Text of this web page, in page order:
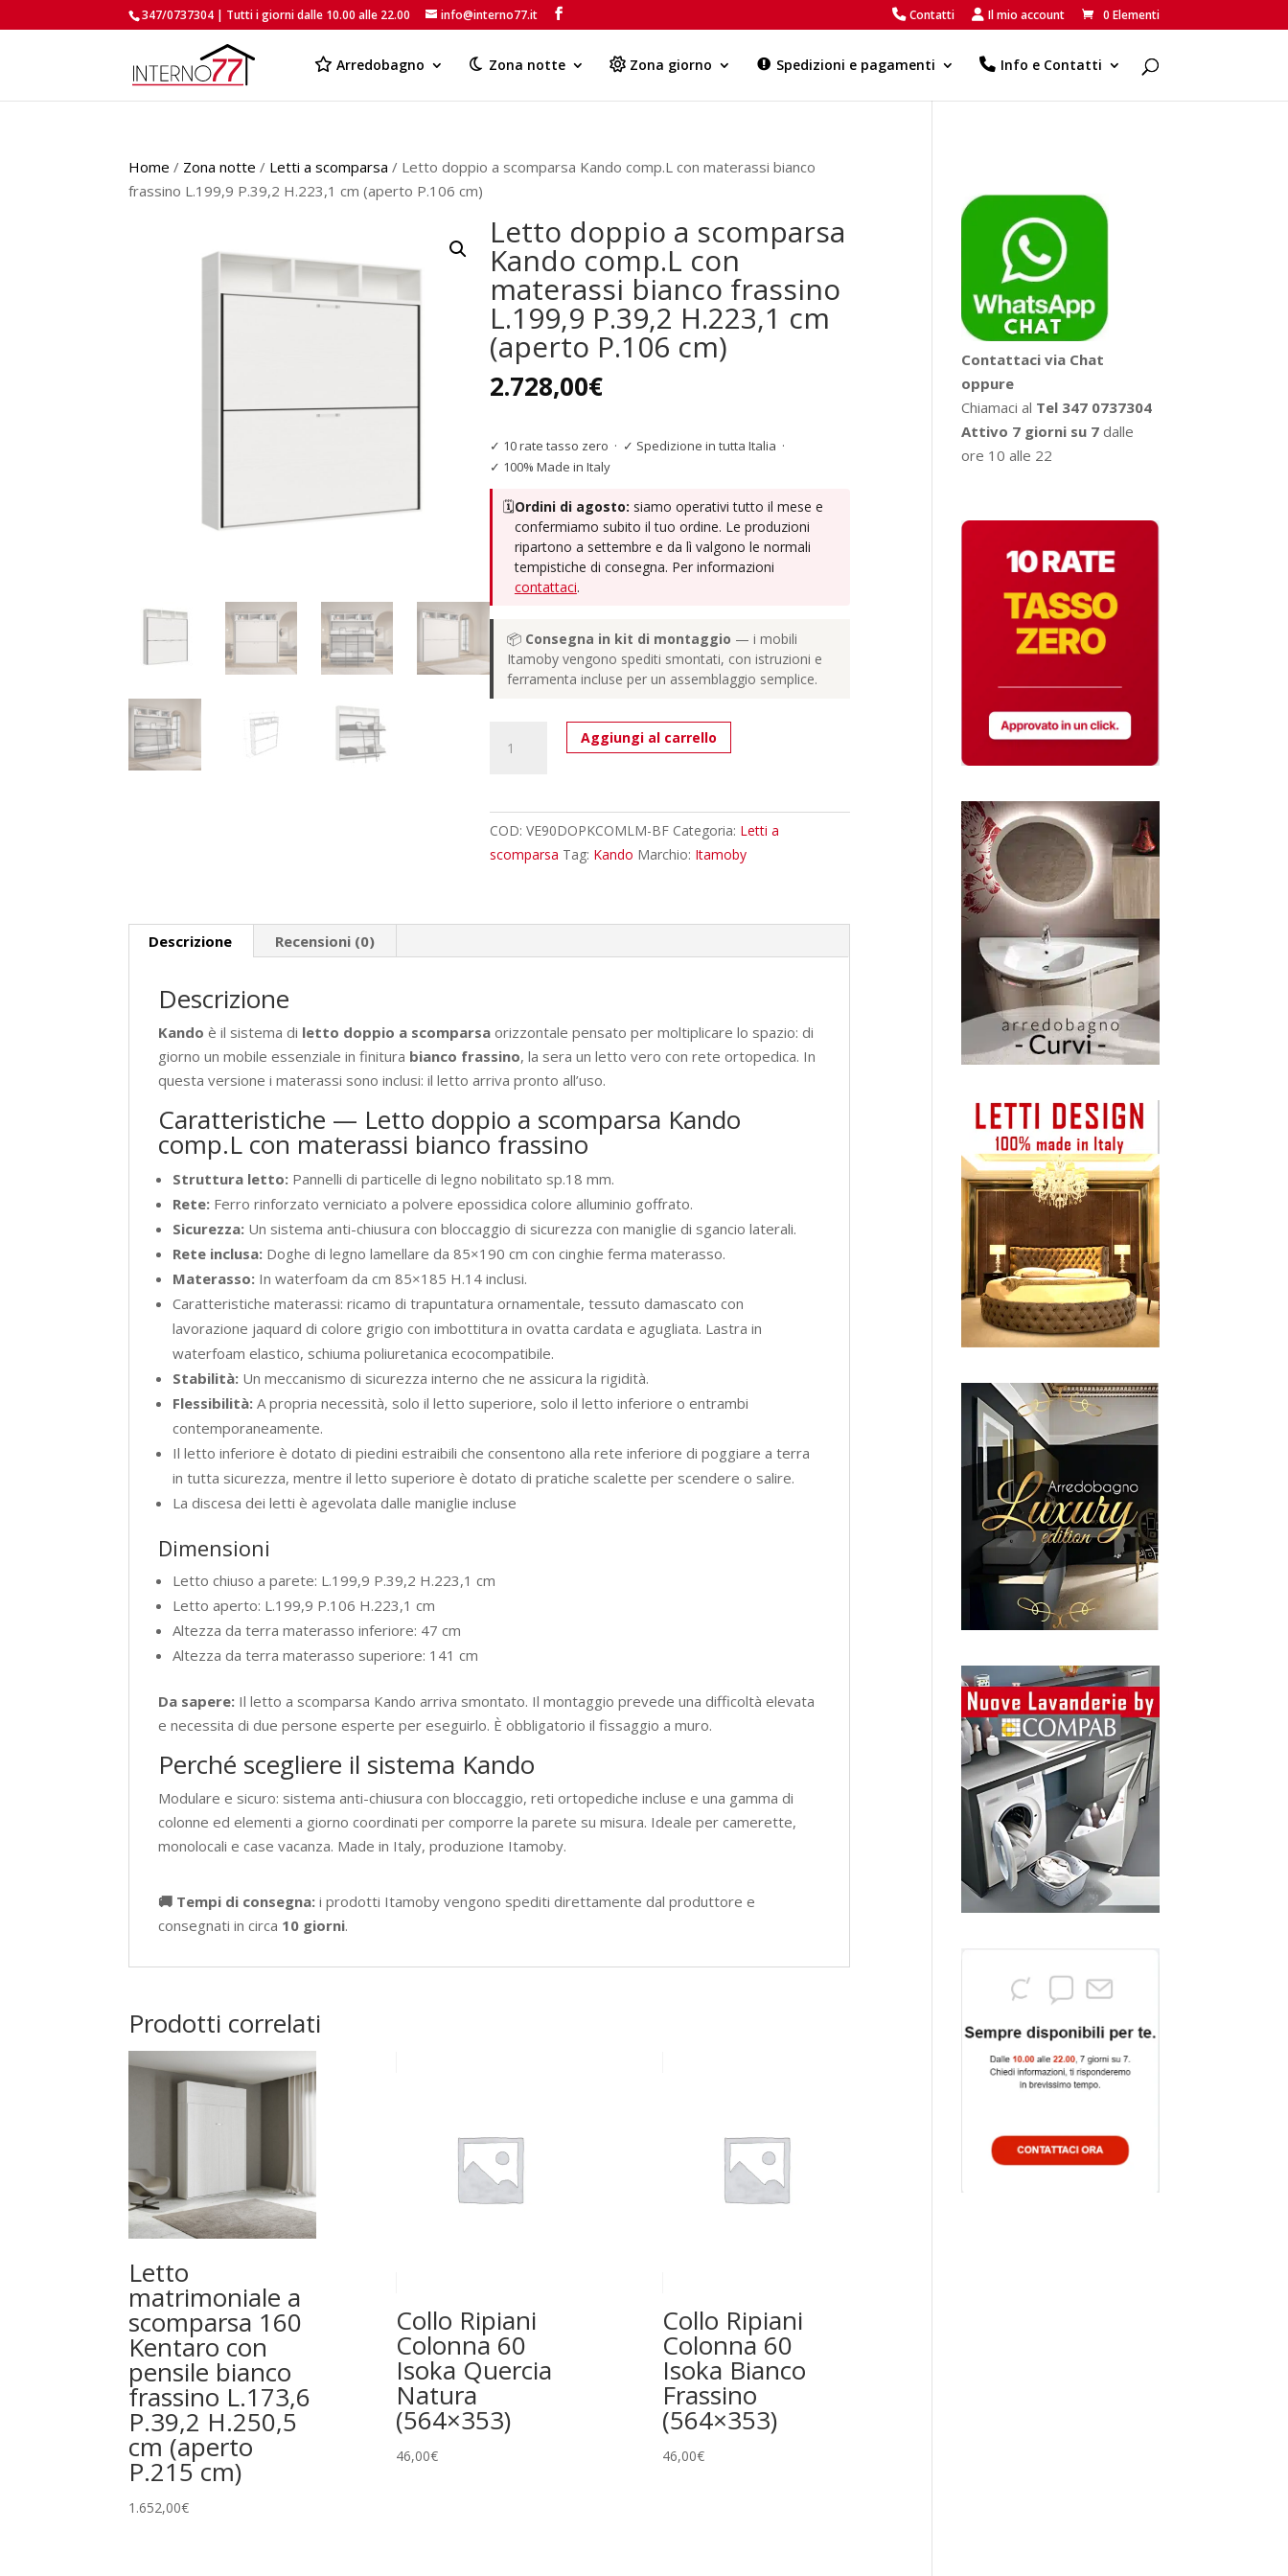
347/0737304 | Tutti i giorni dalle 10.00 alle 22.00 info@interno77.it Contatti Il mio account 0 Elementi
Arredobagno Zona notte Zona giorno Spedizioni e pagamenti Info e Contatti
Products
Home / Zona notte / Letti a scomparsa / Letto doppio a scomparsa Kando comp.L con materassi bianco
frassino L.199,9 P.39,2 H.223,1 cm (aperto P.106 cm)
Letto doppio a scomparsa
Kando comp.L con
materassi bianco frassino
L.199,9 P.39,2 H.223,1 cm
(aperto P.106 cm)
2.728,00€
✓ 10 rate tasso zero · ✓ Spedizione in tutta Italia ·
✓ 100% Made in Italy
🗓️Ordini di agosto: siamo operativi tutto il mese e
confermiamo subito il tuo ordine. Le produzioni
ripartono a settembre e da lì valgono le normali
tempistiche di consegna. Per informazioni
contattaci.
📦 Consegna in kit di montaggio — i mobili
Itamoby vengono spediti smontati, con istruzioni e
ferramenta incluse per un assemblaggio semplice.
doppio
Kando
comp.L
bianco
cm
(aperto
P.106
cm)
quantità
Aggiungi al carrello
COD: VE90DOPKCOMLM-BF Categoria: Letti a
scomparsa Tag: Kando Marchio: Itamoby
Descrizione Recensioni (0)
Descrizione
Kando è il sistema di letto doppio a scomparsa orizzontale pensato per moltiplicare lo spazio: di
giorno un mobile essenziale in finitura bianco frassino, la sera un letto vero con rete ortopedica. In
questa versione i materassi sono inclusi: il letto arriva pronto all’uso.
Caratteristiche — Letto doppio a scomparsa Kando
comp.L con materassi bianco frassino
Struttura letto: Pannelli di particelle di legno nobilitato sp.18 mm.
Rete: Ferro rinforzato verniciato a polvere epossidica colore alluminio goffrato.
Sicurezza: Un sistema anti-chiusura con bloccaggio di sicurezza con maniglie di sgancio laterali.
Rete inclusa: Doghe di legno lamellare da 85×190 cm con cinghie ferma materasso.
Materasso: In waterfoam da cm 85×185 H.14 inclusi.
Caratteristiche materassi: ricamo di trapuntatura ornamentale, tessuto damascato con
lavorazione jaquard di colore grigio con imbottitura in ovatta cardata e agugliata. Lastra in
waterfoam elastico, schiuma poliuretanica ecocompatibile.
Stabilità: Un meccanismo di sicurezza interno che ne assicura la rigidità.
Flessibilità: A propria necessità, solo il letto superiore, solo il letto inferiore o entrambi
contemporaneamente.
Il letto inferiore è dotato di piedini estraibili che consentono alla rete inferiore di poggiare a terra
in tutta sicurezza, mentre il letto superiore è dotato di pratiche scalette per scendere o salire.
La discesa dei letti è agevolata dalle maniglie incluse
Dimensioni
Letto chiuso a parete: L.199,9 P.39,2 H.223,1 cm
Letto aperto: L.199,9 P.106 H.223,1 cm
Altezza da terra materasso inferiore: 47 cm
Altezza da terra materasso superiore: 141 cm
Da sapere: Il letto a scomparsa Kando arriva smontato. Il montaggio prevede una difficoltà elevata
e necessita di due persone esperte per eseguirlo. È obbligatorio il fissaggio a muro.
Perché scegliere il sistema Kando
Modulare e sicuro: sistema anti-chiusura con bloccaggio, reti ortopediche incluse e una gamma di
colonne ed elementi a giorno coordinati per comporre la parete su misura. Ideale per camerette,
monolocali e case vacanza. Made in Italy, produzione Itamoby.
🚚 Tempi di consegna: i prodotti Itamoby vengono spediti direttamente dal produttore e
consegnati in circa 10 giorni.
Prodotti correlati
Letto
matrimoniale a
scomparsa 160
Kentaro con
pensile bianco
frassino L.173,6
P.39,2 H.250,5
cm (aperto
P.215 cm)
1.652,00€
Collo Ripiani
Colonna 60
Isoka Quercia
Natura
(564×353)
46,00€
Collo Ripiani
Colonna 60
Isoka Bianco
Frassino
(564×353)
46,00€
Contattaci via Chat
oppure
Chiamaci al Tel 347 0737304
Attivo 7 giorni su 7 dalle
ore 10 alle 22